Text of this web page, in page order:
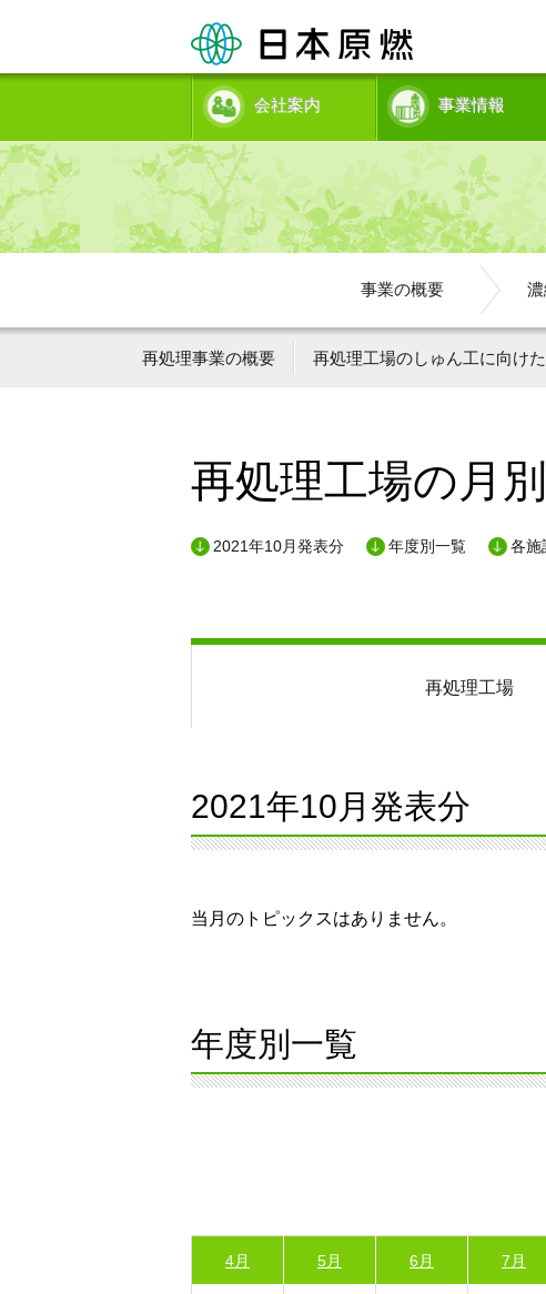
会社案内 事業情報
事業の概要
再処理事業の概要 再処理工場のしゅん工に向け
再処理工場の月
2021年10月発表分 年度別一覧 各施
再処理工場
2021年10月発表分
当月のトピックスはありません。
年度別一覧
4月 5月 6月 7月